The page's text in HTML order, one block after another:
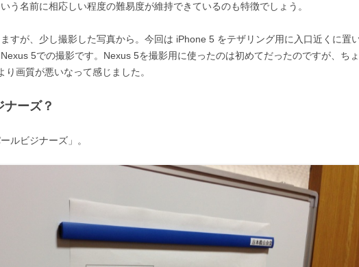
う名前に相応しい程度の難易度が維持できているのも特徴でしょう。
すが、少し撮影した写真から。今回は iPhone 5 をテザリング用に入口近くに置
5での撮影です。Nexus 5を撮影用に使ったのは初めてだったのですが、ち
り画質が悪いなって感じました。
ナーズ？
ルビジナーズ」。